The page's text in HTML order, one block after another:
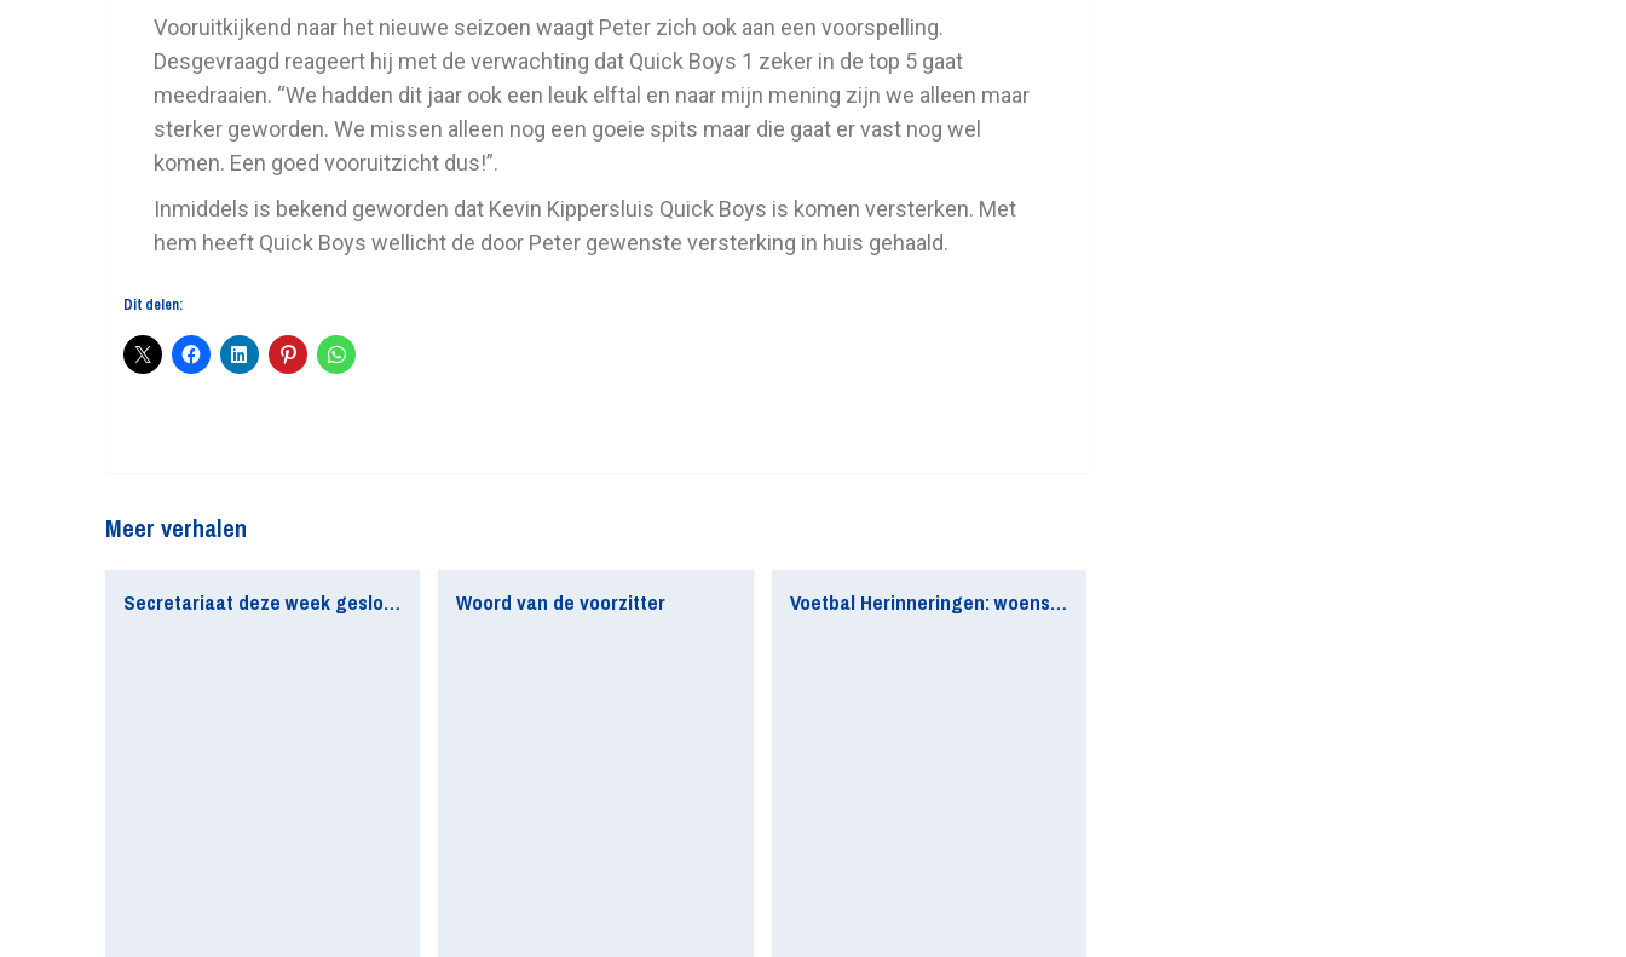
Vooruitkijkend naar het nieuwe seizoen waagt Peter zich ook aan een voorspelling.
Desgevraagd reageert hij met de verwachting dat Quick Boys 1 zeker in de top 5 gaat
meedraaien. “We hadden dit jaar ook een leuk elftal en naar mijn mening zijn we alleen maar
sterker geworden. We missen alleen nog een goeie spits maar die gaat er vast nog wel
komen. Een goed vooruitzicht dus!”.
Inmiddels is bekend geworden dat Kevin Kippersluis Quick Boys is komen versterken. Met
hem heeft Quick Boys wellicht de door Peter gewenste versterking in huis gehaald.
Dit delen:
Meer verhalen
Secretariaat deze week gesloten Woord van de voorzitter Voetbal Herinneringen: woensdag a.s. trappen we af!